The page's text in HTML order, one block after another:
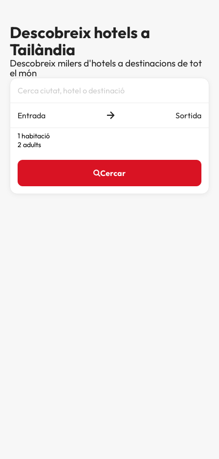
Descobreix hotels a
Tailàndia
Descobreix milers d'hotels a destinacions de tot
el món
Entrada Sortida
1 habitació
2 adults
Cercar